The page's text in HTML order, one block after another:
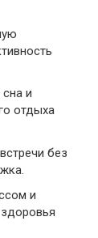
и
отдыха
без
и